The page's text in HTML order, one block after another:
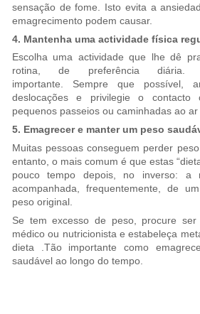
sensação de fome. Isto evita a
emagrecimento podem causar.
4. Mantenha uma actividade física
Escolha uma actividade que lhe dê
rotina, de preferência diária.
importante. Sempre que
deslocações e privilegie o contacto
pequenos passeios ou caminhadas ao ar
5. Emagrecer e manter um peso
Muitas pessoas conseguem perder
entanto, o mais comum é que estas
pouco tempo depois, no inverso: a
acompanhada, frequentemente, de
peso original.
Se tem excesso de peso, procure ser
médico ou nutricionista e estabeleça
dieta .Tão importante como
saudável ao longo do tempo.